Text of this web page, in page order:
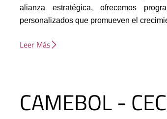
alianza estratégica, ofrecemos
personalizados que promueven el
Leer Más
CAMEBOL -